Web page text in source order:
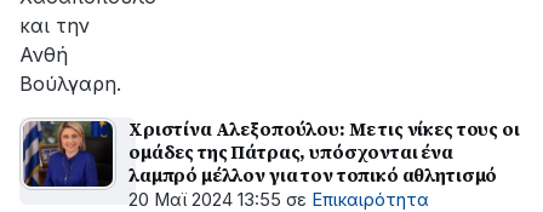
και την
Ανθή
Βούλγαρη.
Χριστίνα Αλεξοπούλου: Με τις νίκες τους οι
ομάδες της Πάτρας, υπόσχονται ένα
λαμπρό μέλλον για τον τοπικό αθλητισμό
20 Μαϊ 2024 13:55 σε Επικαιρότητα